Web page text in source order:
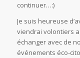
continuer…:)
Je suis heureuse
viendrai volontiers
échanger avec de
événements éco-